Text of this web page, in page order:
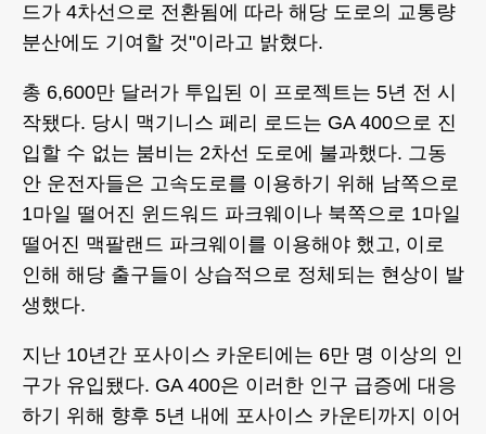
드가 4차선으로 전환됨에 따라 해당 도로의 교통량
분산에도 기여할 것"이라고 밝혔다.
총 6,600만 달러가 투입된 이 프로젝트는 5년 전 시
작됐다. 당시 맥기니스 페리 로드는 GA 400으로 진
입할 수 없는 붐비는 2차선 도로에 불과했다. 그동
안 운전자들은 고속도로를 이용하기 위해 남쪽으로
1마일 떨어진 윈드워드 파크웨이나 북쪽으로 1마일
떨어진 맥팔랜드 파크웨이를 이용해야 했고, 이로
인해 해당 출구들이 상습적으로 정체되는 현상이 발
생했다.
지난 10년간 포사이스 카운티에는 6만 명 이상의 인
구가 유입됐다. GA 400은 이러한 인구 급증에 대응
하기 위해 향후 5년 내에 포사이스 카운티까지 이어